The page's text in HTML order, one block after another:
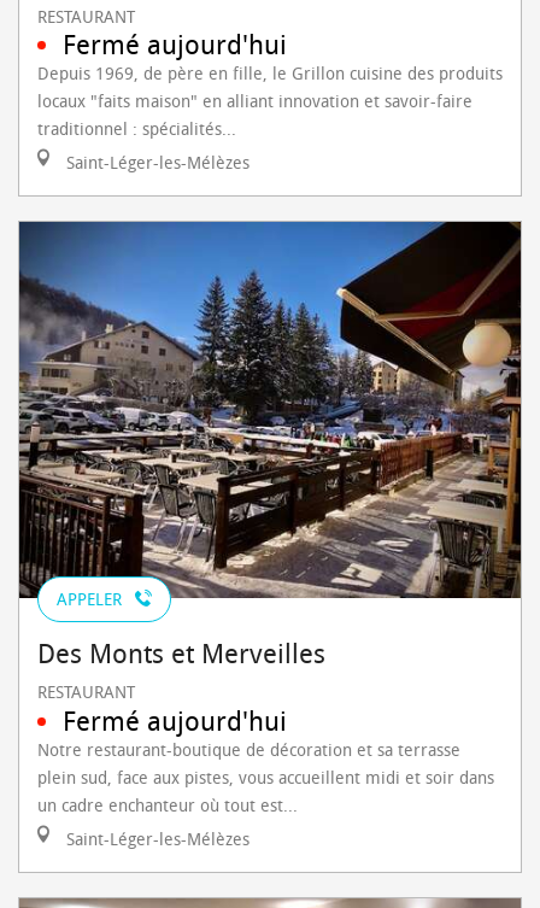
RESTAURANT
Fermé aujourd'hui
Depuis 1969, de père en fille, le Grillon cuisine des produits
locaux "faits maison" en alliant innovation et savoir-faire
traditionnel : spécialités...
Saint-Léger-les-Mélèzes
APPELER
Des Monts et Merveilles
RESTAURANT
Fermé aujourd'hui
Notre restaurant-boutique de décoration et sa terrasse
plein sud, face aux pistes, vous accueillent midi et soir dans
un cadre enchanteur où tout est...
Saint-Léger-les-Mélèzes